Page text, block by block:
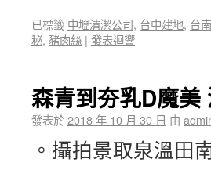
已標籤 中壢清潔公司, 台中建地, 台
秘, 豬肉絲 | 發表迴響
森青到夯乳D魔美
發表於2018 年 10 月 30 日 由
。攝拍景取泉溫田